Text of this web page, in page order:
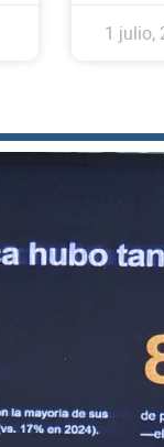
1 julio,